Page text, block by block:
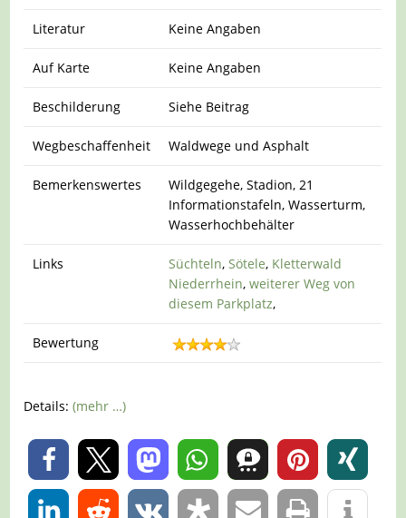
Literatur Keine Angaben
Auf Karte Keine Angaben
Beschilderung Siehe Beitrag
Wegbeschaffenheit Waldwege und Asphalt
Bemerkenswertes
Wildgegehe, Stadion, 21
Informationstafeln, Wasserturm,
Wasserhochbehälter
Links Süchteln,Sötele, Kletterwald
Niederrhein,weiterer Weg von
diesem Parkplatz,
Bewertung
Details:(mehr …)
0
0